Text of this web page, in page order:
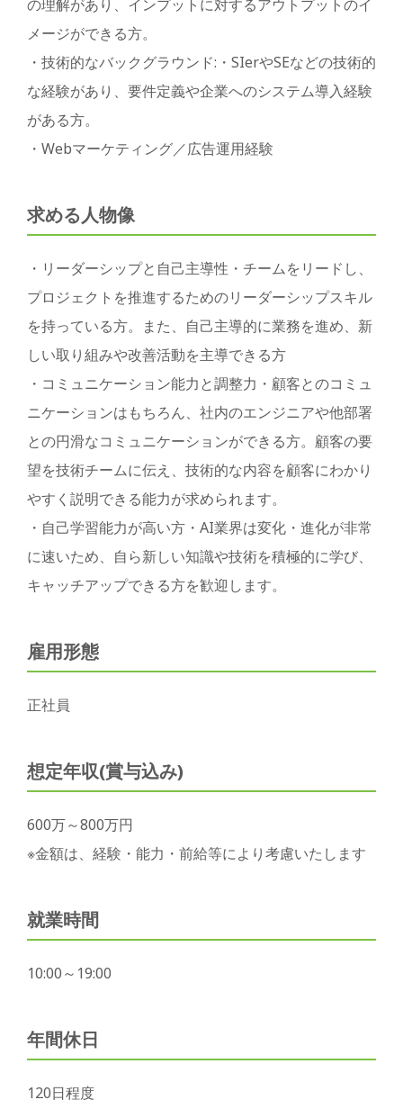
の理解があり、インプットに対するアウトプットのイ
メージができる方。
・技術的なバックグラウンド:・SIerやSEなどの技術的
な経験があり、要件定義や企業へのシステム導入経験
がある方。
・Webマーケティング／広告運用経験
求める人物像
・リーダーシップと自己主導性・チームをリードし、
プロジェクトを推進するためのリーダーシップスキル
を持っている方。また、自己主導的に業務を進め、新
しい取り組みや改善活動を主導できる方
・コミュニケーション能力と調整力・顧客とのコミュ
ニケーションはもちろん、社内のエンジニアや他部署
との円滑なコミュニケーションができる方。顧客の要
望を技術チームに伝え、技術的な内容を顧客にわかり
やすく説明できる能力が求められます。
・自己学習能力が高い方・AI業界は変化・進化が非常
に速いため、自ら新しい知識や技術を積極的に学び、
キャッチアップできる方を歓迎します。
雇用形態
正社員
想定年収(賞与込み)
600万～800万円
※金額は、経験・能力・前給等により考慮いたします
就業時間
10:00～19:00
年間休日
120日程度